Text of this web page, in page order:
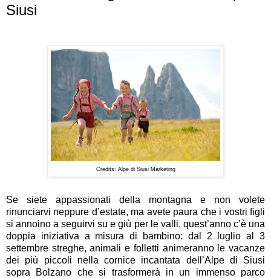
Siusi
Credits: Alpe di Siusi Marketing
Se siete appassionati della montagna e non volete
rinunciarvi neppure d’estate, ma avete paura che i vostri figli
si annoino a seguirvi su e giù per le valli, quest’anno c’è una
doppia iniziativa a misura di bambino: dal 2 luglio al 3
settembre streghe, animali e folletti animeranno le vacanze
dei più piccoli nella cornice incantata dell’Alpe di Siusi
sopra Bolzano che si trasformerà in un immenso parco